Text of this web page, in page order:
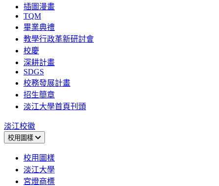
插圖漫畫
TQM
畢業典禮
教學行政革新研討會
校慶
深耕計畫
SDGS
校務發展計畫
招生簡章
淡江大學首頁刊頭
淡江校徽
校用圖樣
校用圖樣
淡江大學
宮燈商標